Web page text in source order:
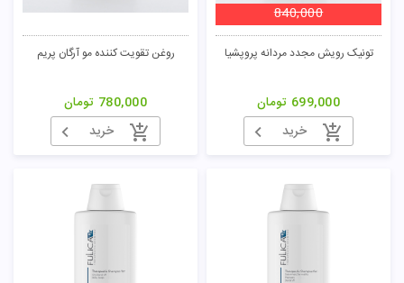
تونیک رویش مجدد مردانه پروپشیا
840,000
699,000 تومان
خرید
روغن تقویت کننده مو آرگان پریم
780,000 تومان
خرید